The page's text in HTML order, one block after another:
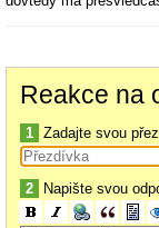
Reakce na
1 Zadajte svou
2 Napište svou